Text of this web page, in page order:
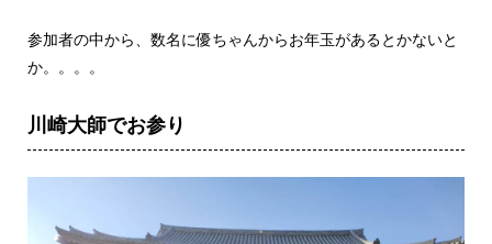
参加者の中から、数名に優ちゃんからお年玉があるとかないと
か。。。。
川崎大師でお参り